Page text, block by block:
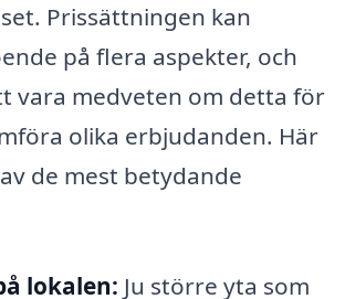
Prissättningen kan
på flera aspekter, och
vara medveten om detta för
olika erbjudanden. Här
de mest betydande
lokalen: Ju större yta som